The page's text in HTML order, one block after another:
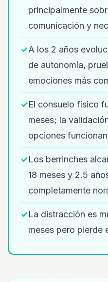
principalmente
comunicación y
✓A los 2 años
de autonomía,
emociones más
✓El consuelo físico
meses; la
opciones
✓Los berrinches
18 meses y 2.5
completamente
✓La distracción es
meses pero pierde